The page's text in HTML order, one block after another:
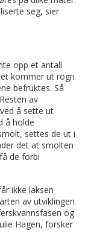
seg, sier
opp et antall
kommer ut rogn
befruktes. Så
av
å sette ut
å holde
settes de ut i
det at smolten
de forbi
ikke laksen
av utviklingen
og
Hagen, forsker